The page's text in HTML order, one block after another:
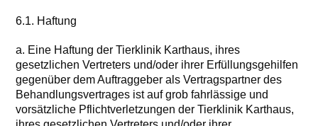
6.1. Haftung
a. Eine Haftung der Tierklinik Karthaus, ihres
gesetzlichen Vertreters und/oder ihrer Erfüllungsgehilfen
gegenüber dem Auftraggeber als Vertragspartner des
Behandlungsvertrages ist auf grob fahrlässige und
vorsätzliche Pflichtverletzungen der Tierklinik Karthaus,